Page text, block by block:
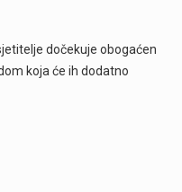
dočekuje obogaćen
koja će ih dodatno